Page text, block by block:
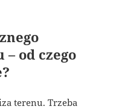
od czego
terenu. Trzeba